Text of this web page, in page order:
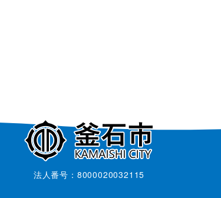
法人番号：8000020032115